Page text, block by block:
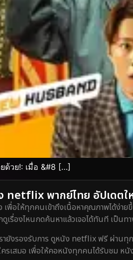
วย!: เมื่อ &#8 […]
netflix พากย์ไทย อัปเดต
อให้ทุกคนเข้าถึงเนื้อหาคุณภาพได้ง่า
รื่องไหนกดค้นหาแล้วเจอได้ทันที เป็
รายังรองรับการ ดูหนัง netflix ฟรี ผ่า
รเสมอ เพื่อให้คอหนังทุกคนได้รับชม ห